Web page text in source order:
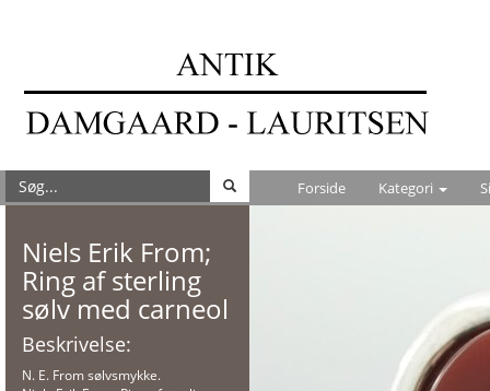
Forside Kategori
Niels Erik From;
Ring af sterling
sølv med carneol
Beskrivelse:
N. E. From sølvsmykke.